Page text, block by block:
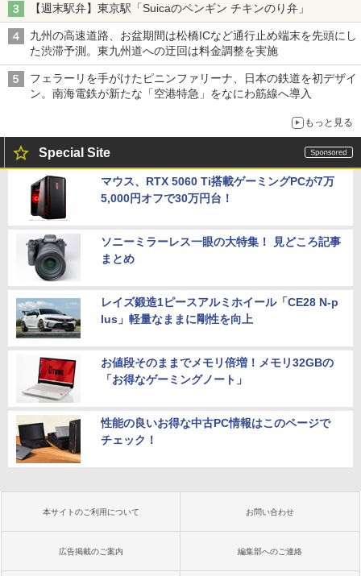
【週末駅弁】東京駅「Suicaのペンギン チキンのり弁」
九州の高速道路、お盆期間は松橋ICなど通行止め端末を先頭にし
た渋滞予測。東九州道への迂回は料金調整を実施
フェラーリを手がけたピニンファリーナ、日本の鉄道を初デザイ
ン。南海電鉄が新たな「空港特急」をなにわ筋線へ導入
もっと見る
Special Site
マウス、RTX 5060 Ti搭載ゲーミングPCが7万
5,000円オフで30万円台！
ソニーミラーレス一眼の大特集！ 見どころ記事
まとめ
レイズ鍛造1ピースアルミホイール「CE28 N-p
lus」軽量なままに剛性を向上
お値段そのままでメモリ倍増！メモリ32GBの
「お得なゲーミングノート」
性能の良いお得な中古PC情報はこのページで
チェック！
本サイトのご利用について お問い合わせ
広告掲載のご案内 編集部へのご連絡